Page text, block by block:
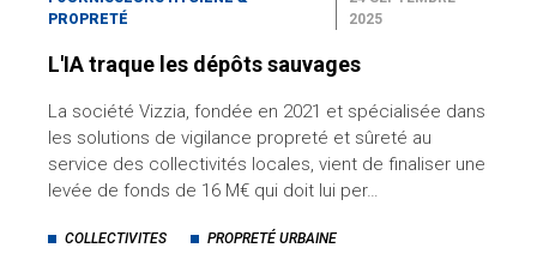
PROPRETÉ
2025
L'IA traque les dépôts sauvages
La société Vizzia, fondée en 2021 et spécialisée dans
les solutions de vigilance propreté et sûreté au
service des collectivités locales, vient de finaliser une
levée de fonds de 16 M€ qui doit lui per…
COLLECTIVITES PROPRETÉ URBAINE